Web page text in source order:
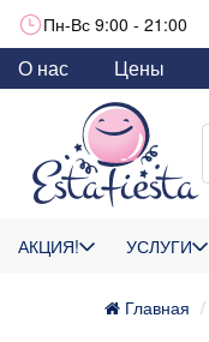
Пн-Вс 9:00 - 21:00
О нас Цены
АКЦИЯ! УСЛУГИ
Главная